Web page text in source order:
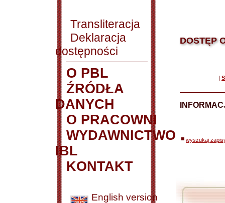
Transliteracja
Deklaracja
dostępności
O PBL
ŹRÓDŁA
DANYCH
O PRACOWNI
WYDAWNICTWO
IBL
KONTAKT
English version
DOSTĘP
|
wyszukaj